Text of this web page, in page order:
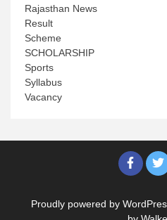
Rajasthan News
Result
Scheme
SCHOLARSHIP
Sports
Syllabus
Vacancy
Proudly powered by